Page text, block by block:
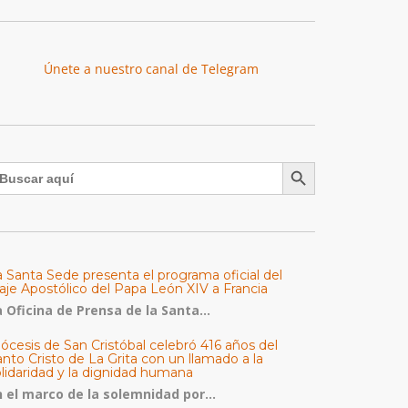
Únete a nuestro canal de Telegram
Botón de búsqueda
Santa Sede presenta el programa oficial del
Apostólico del Papa León XIV a Francia
Oficina de Prensa de la Santa...
de San Cristóbal celebró 416 años del
Cristo de La Grita con un llamado a la
y la dignidad humana
el marco de la solemnidad por...